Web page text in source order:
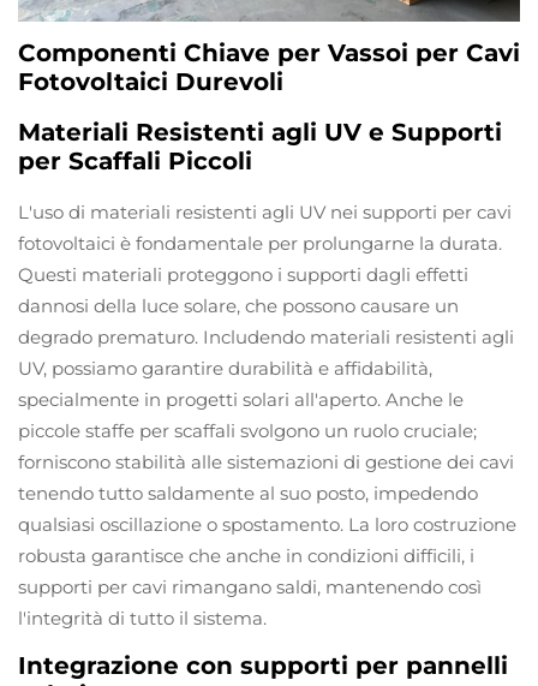
Componenti Chiave per Vassoi per Cavi
Fotovoltaici Durevoli
Materiali Resistenti agli UV e Supporti
per Scaffali Piccoli
L'uso di materiali resistenti agli UV nei supporti per cavi
fotovoltaici è fondamentale per prolungarne la durata.
Questi materiali proteggono i supporti dagli effetti
dannosi della luce solare, che possono causare un
degrado prematuro. Includendo materiali resistenti agli
UV, possiamo garantire durabilità e affidabilità,
specialmente in progetti solari all'aperto. Anche le
piccole staffe per scaffali svolgono un ruolo cruciale;
forniscono stabilità alle sistemazioni di gestione dei cavi
tenendo tutto saldamente al suo posto, impedendo
qualsiasi oscillazione o spostamento. La loro costruzione
robusta garantisce che anche in condizioni difficili, i
supporti per cavi rimangano saldi, mantenendo così
l'integrità di tutto il sistema.
Integrazione con supporti per pannelli